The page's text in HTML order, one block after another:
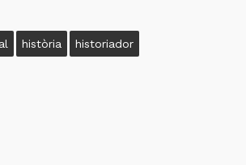
història historiador